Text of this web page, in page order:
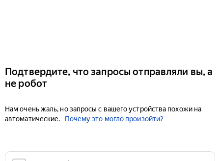
Подтвердите, что запросы отправляли вы, а
не робот
Нам очень жаль, но запросы с вашего устройства похожи на
автоматические.
Почему это могло произойти?